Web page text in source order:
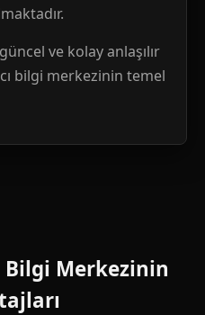
ve kolay anlaşılır
bilgi merkezinin temel
Bilgi Merkezinin